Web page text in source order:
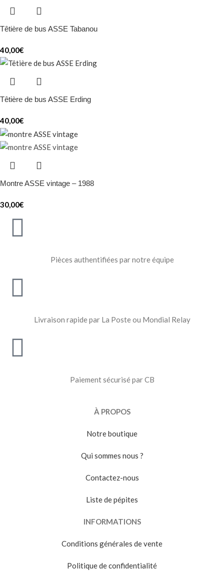
Têtière de bus ASSE Tabanou
40,00€
Têtière de bus ASSE Erding
40,00€
Montre ASSE vintage – 1988
30,00€
Pièces authentifiées par notre équipe
Livraison rapide par La Poste ou Mondial Relay
Paiement sécurisé par CB
À PROPOS
Notre boutique
Qui sommes nous ?
Contactez-nous
Liste de pépites
INFORMATIONS
Conditions générales de vente
Politique de confidentialité